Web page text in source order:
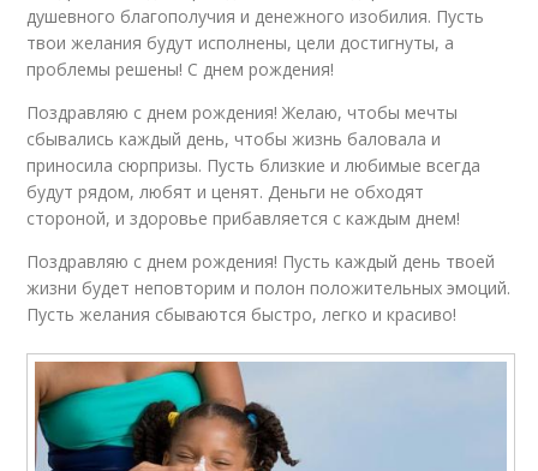
душевного благополучия и денежного изобилия. Пусть
твои желания будут исполнены, цели достигнуты, а
проблемы решены! С днем рождения!
Поздравляю с днем рождения! Желаю, чтобы мечты
сбывались каждый день, чтобы жизнь баловала и
приносила сюрпризы. Пусть близкие и любимые всегда
будут рядом, любят и ценят. Деньги не обходят
стороной, и здоровье прибавляется с каждым днем!
Поздравляю с днем рождения! Пусть каждый день твоей
жизни будет неповторим и полон положительных эмоций.
Пусть желания сбываются быстро, легко и красиво!